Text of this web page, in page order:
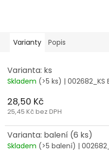
Varianty Popis
Varianta: ks
Skladem (>5 ks) | 002682_KS
28,50 Kč
25,45 Kč bez DPH
Varianta: balení (6 ks)
Skladem (>5 balení) |